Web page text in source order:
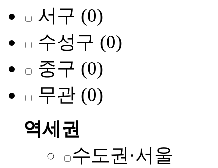
서구 (0)
수성구 (0)
중구 (0)
무관 (0)
역세권
수도권·서울